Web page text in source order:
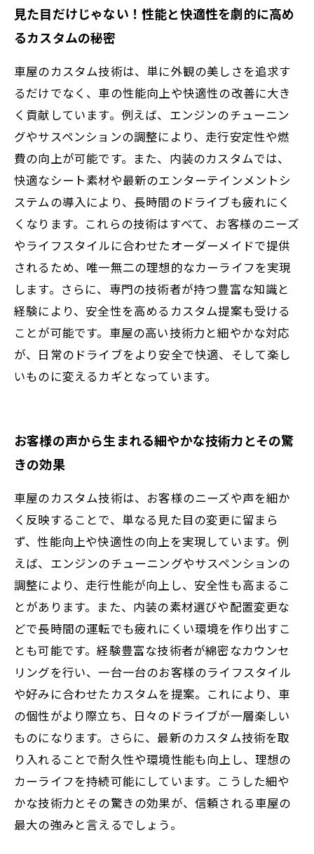
見た目だけじゃない！性能と快適性を劇的に高め
るカスタムの秘密
車屋のカスタム技術は、単に外観の美しさを追求す
るだけでなく、車の性能向上や快適性の改善に大き
く貢献しています。例えば、エンジンのチューニン
グやサスペンションの調整により、走行安定性や燃
費の向上が可能です。また、内装のカスタムでは、
快適なシート素材や最新のエンターテインメントシ
ステムの導入により、長時間のドライブも疲れにく
くなります。これらの技術はすべて、お客様のニーズ
やライフスタイルに合わせたオーダーメイドで提供
されるため、唯一無二の理想的なカーライフを実現
します。さらに、専門の技術者が持つ豊富な知識と
経験により、安全性を高めるカスタム提案も受ける
ことが可能です。車屋の高い技術力と細やかな対応
が、日常のドライブをより安全で快適、そして楽し
いものに変えるカギとなっています。
お客様の声から生まれる細やかな技術力とその驚
きの効果
車屋のカスタム技術は、お客様のニーズや声を細か
く反映することで、単なる見た目の変更に留まら
ず、性能向上や快適性の向上を実現しています。例
えば、エンジンのチューニングやサスペンションの
調整により、走行性能が向上し、安全性も高まるこ
とがあります。また、内装の素材選びや配置変更な
どで長時間の運転でも疲れにくい環境を作り出すこ
とも可能です。経験豊富な技術者が綿密なカウンセ
リングを行い、一台一台のお客様のライフスタイル
や好みに合わせたカスタムを提案。これにより、車
の個性がより際立ち、日々のドライブが一層楽しい
ものになります。さらに、最新のカスタム技術を取
り入れることで耐久性や環境性能も向上し、理想の
カーライフを持続可能にしています。こうした細や
かな技術力とその驚きの効果が、信頼される車屋の
最大の強みと言えるでしょう。